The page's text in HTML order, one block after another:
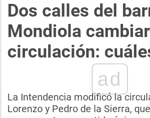
Dos calles del
Mondiola
circulación:
ad
La Intendencia modificó la
Lorenzo y Pedro de la Sierra,